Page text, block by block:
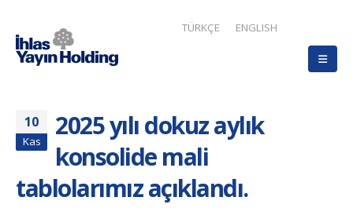
TÜRKÇE ENGLISH
10
Kas
2025 yılı dokuz aylık
konsolide mali
tablolarımız açıklandı.